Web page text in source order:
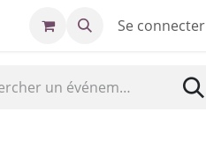
Se connecter